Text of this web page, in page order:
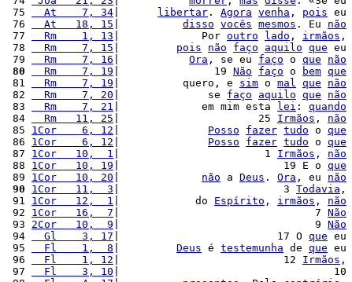
75
  At    7, 34
libertar . Agora venha , pois eu
76
  At   18, 15
disso vocês mesmos . Eu não
77
  Rm    1, 13
|             Por outro lado , irmãos ,
78
  Rm    7, 15
pois não faço aquilo que eu
79
  Rm    7, 16
Ora , se eu faço o que não
80
  Rm    7, 19
|               19 Não faço o bem que
81
  Rm    7, 19
|          quero, e sim o mal que não
82
  Rm    7, 20
|              se faço aquilo que não
83
  Rm    7, 21
|             em mim esta lei : quando
84
  Rm   11, 25
|                      25 Irmãos , não
85 1Cor    6, 12 Posso fazer tudo o que
86 1Cor    6, 12 Posso fazer tudo o que
87 1Cor   10,  1 |                       1 Irmãos , não
88 1Cor   10, 19 |                          19 E o que
89 1Cor   10, 20 não a Deus . Ora , eu não
90
1Cor   11,  3 |                          3 Todavia ,
91 1Cor   12,  1 |            do Espírito , irmãos , não
92 1Cor   16,  7 |                               7 Não
93 2Cor   10,  9 |                               9 Não
94
  Gl    3, 17
|                         17 O que eu
95
  Fl    1,  8
Deus é testemunha de que eu
96
  Fl    1, 12
|                          12 Irmãos ,
97
  Fl    3, 10
|                                  10